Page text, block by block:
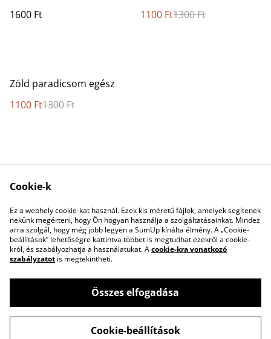
1600 Ft 1100 Ft1300 Ft
%
Zöld paradicsom egész
1100 Ft1300 Ft
Adatvédelmi
szabályzat
Cookie-szabályzat
©2026Éltető Ízek Önellátó Porta
Cookie-k
Ez a webhely cookie-kat használ. Ezek kis méretű fájlok, amelyek segítenek
nekünk megérteni, hogy Ön hogyan használja a szolgáltatásainkat. Mindez
arra szolgál, hogy még jobb legyen a SumUp kínálta élmény. A „Cookie-
beállítások” lehetőségre kattintva többet is megtudhat ezekről a cookie-
król, és szabályozhatja a használatukat. Acookie-kra vonatkozó
szabályzatot is megtekintheti.
Összes elfogadása
Cookie-beállítások